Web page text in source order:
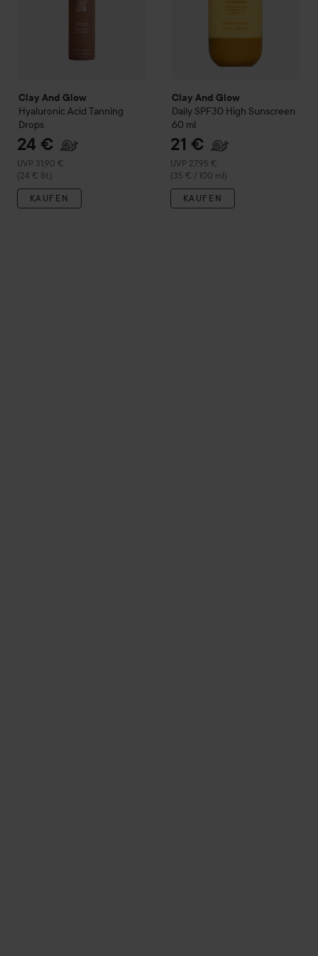
Clay And Glow
Hyaluronic Acid Tanning
Drops
24 €
UVP 31,90 €
Empfohlener Preis 31,90 €
(24 € St.)
KAUFEN
Clay And Glow
Daily SPF30 High Sunscreen
60 ml
21 €
UVP 27,95 €
Empfohlener Preis 27,95 €
(35 € / 100 ml)
KAUFEN